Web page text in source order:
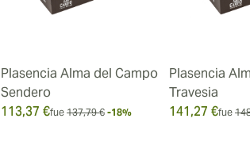
Plasencia Alma del Campo
Sendero
113,37 €fue 137,79 € -18%
Plasencia
Travesia
141,27 €fue